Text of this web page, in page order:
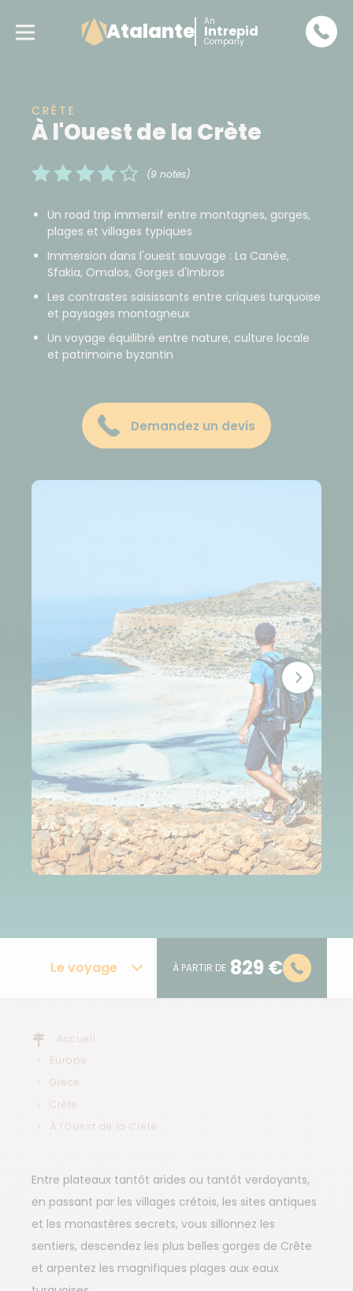
Atalante An
Intrepid
Company
CRÈTE
À l'Ouest de la Crète
(9 notes)
Un road trip immersif entre montagnes, gorges,
plages et villages typiques
Immersion dans l'ouest sauvage : La Canée,
Sfakia, Omalos, Gorges d'Imbros
Les contrastes saisissants entre criques turquoise
et paysages montagneux
Un voyage équilibré entre nature, culture locale
et patrimoine byzantin
Demandez un devis
Le voyage À PARTIR DE 829 €
Accueil
Europe
Grèce
Crète
À l'Ouest de la Crète
Entre plateaux tantôt arides ou tantôt verdoyants,
en passant par les villages crétois, les sites antiques
et les monastères secrets, vous sillonnez les
sentiers, descendez les plus belles gorges de Crête
et arpentez les magnifiques plages aux eaux